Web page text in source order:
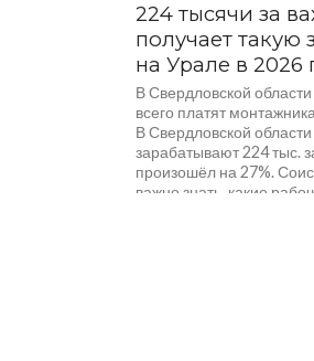
224 тысячи за
получает такую
на Урале в 2026
В Свердловской
всего платят
В Свердловской
зарабатывают 224 тыс.
произошёл на 27%.
важно знать, какие